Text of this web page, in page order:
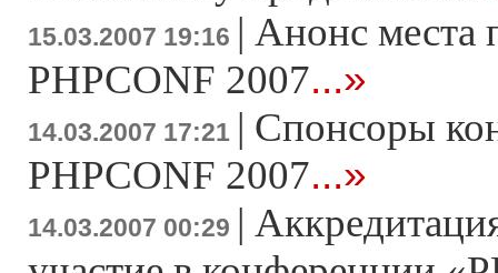
15.03.2007 19:16 | Анонс места
PHPCONF 2007...»
14.03.2007 17:21 | Спонсоры
PHPCONF 2007...»
14.03.2007 00:29 |